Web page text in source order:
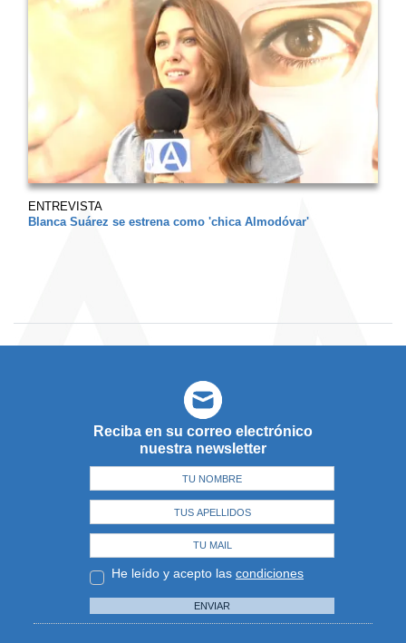
ENTREVISTA
Blanca Suárez se estrena como 'chica Almodóvar'
Reciba en su correo electrónico
nuestra newsletter
He leído y acepto las condiciones
ENVIAR